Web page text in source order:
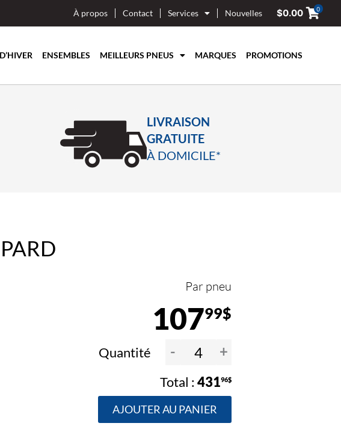
À propos Contact Services Nouvelles $0.00 0
ENSEMBLES MEILLEURS PNEUS MARQUES PROMOTIONS
LIVRAISON
GRATUITE
À DOMICILE*
Par pneu
10799$
Quantité - +
43196$
AJOUTER AU PANIER